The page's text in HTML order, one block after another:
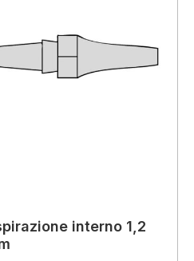
interno 1,2